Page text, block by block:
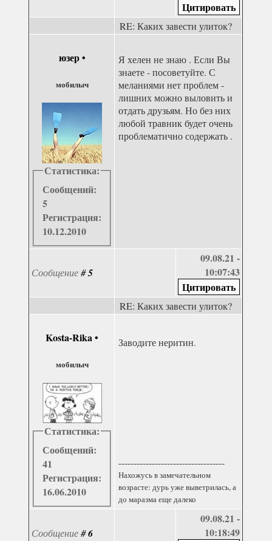
RE: Каких завести улиток?
юзер•
мобилыч
Статистика:
Сообщений:
5
Регистрация:
10.12.2010
Я хелен не знаю . Если Вы
знаете - посоветуйте. С
меланиями нет проблем -
лишних можно выловить и
отдать друзьям. Но без них
любой травник будет очень
проблематично содержать .
Сообщение#5
09.08.21 -
10:07:43
RE: Каких завести улиток?
Kosta-Rika•
мобилыч
Статистика:
Сообщений:
41
Регистрация:
16.06.2010
Заводите неритин.
-----------------------------------
Нахожусь в замечательном
возрасте: дурь уже выветрилась, а
до маразма еще далеко
Сообщение#6
09.08.21 -
10:18:49